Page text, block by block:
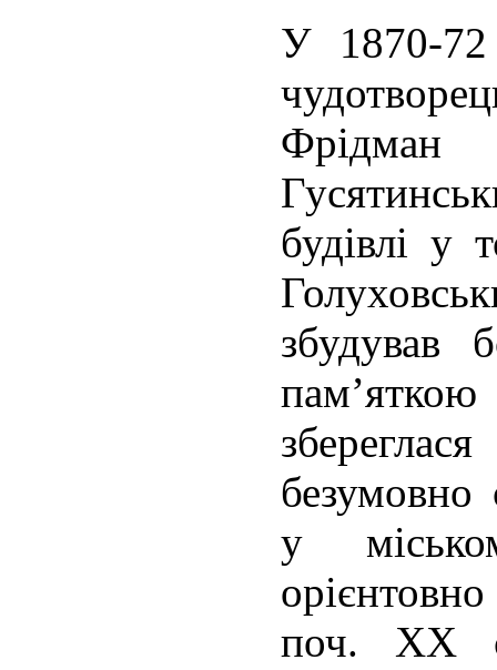
У 1870-72
будівлі у
збудував
безумовно
у
поч. ХХ